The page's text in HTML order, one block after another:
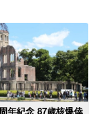
年紀念 87歲核爆倖